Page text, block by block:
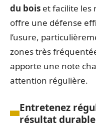
du bois et facilite les
offre une défense
l’usure,
zones très
apporte une note
attention régulière.
Entretenez
résultat durable